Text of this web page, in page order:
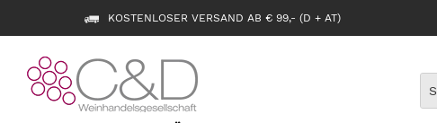
KOSTENLOSER VERSAND AB € 99,- (D + AT)